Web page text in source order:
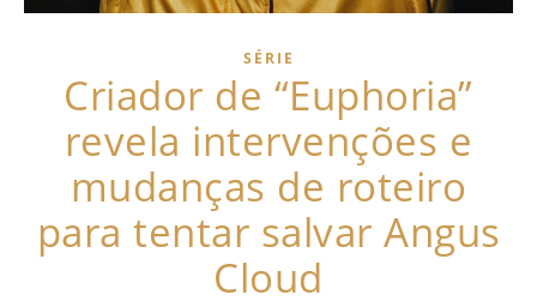
SÉRIE
Criador de “Euphoria”
revela intervenções e
mudanças de roteiro
para tentar salvar Angus
Cloud